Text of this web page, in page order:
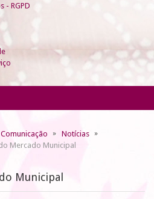
- RGPD
Notícias
Mercado Municipal
Municipal